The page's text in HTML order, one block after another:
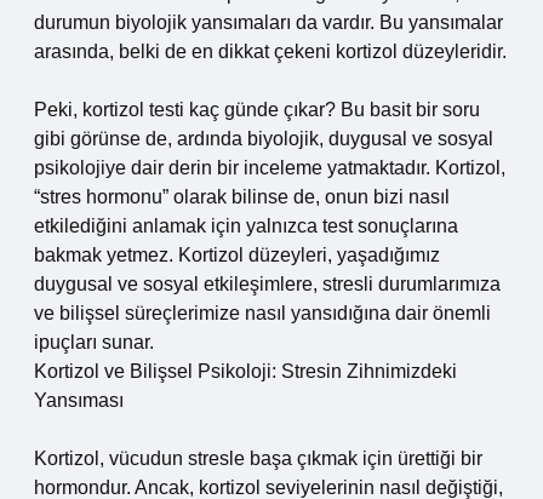
durumun biyolojik yansımaları da vardır. Bu yansımalar
arasında, belki de en dikkat çekeni kortizol düzeyleridir.
Peki, kortizol testi kaç günde çıkar? Bu basit bir soru
gibi görünse de, ardında biyolojik, duygusal ve sosyal
psikolojiye dair derin bir inceleme yatmaktadır. Kortizol,
“stres hormonu” olarak bilinse de, onun bizi nasıl
etkilediğini anlamak için yalnızca test sonuçlarına
bakmak yetmez. Kortizol düzeyleri, yaşadığımız
duygusal ve sosyal etkileşimlere, stresli durumlarımıza
ve bilişsel süreçlerimize nasıl yansıdığına dair önemli
ipuçları sunar.
Kortizol ve Bilişsel Psikoloji: Stresin Zihnimizdeki
Yansıması
Kortizol, vücudun stresle başa çıkmak için ürettiği bir
hormondur. Ancak, kortizol seviyelerinin nasıl değiştiği,